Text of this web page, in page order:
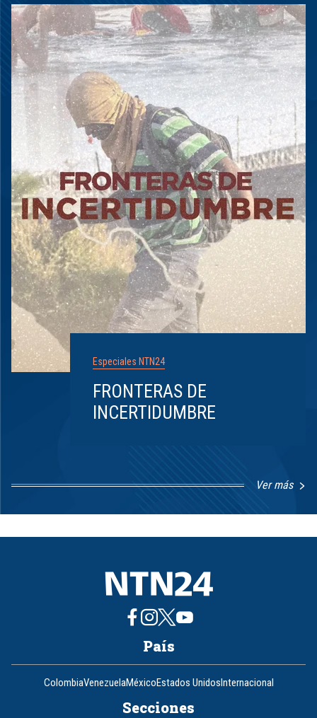
Especiales NTN24
FRONTERAS DE
INCERTIDUMBRE
Ver más
1
8
País
ColombiaVenezuelaMéxicoEstados Unidos Internacional
Secciones